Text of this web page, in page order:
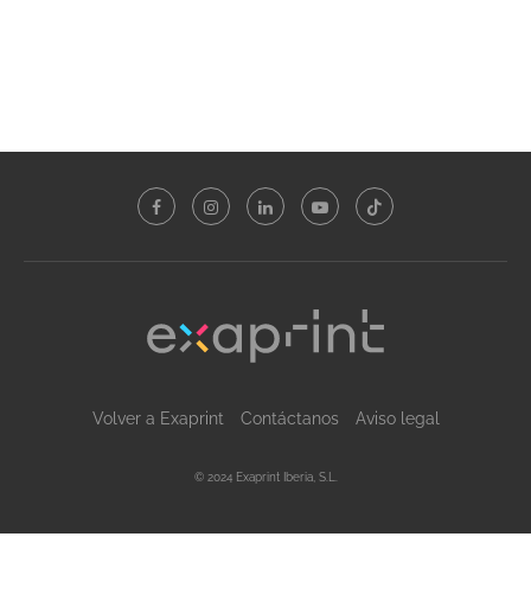
Volver a Exaprint Contáctanos Aviso legal
© 2024 Exaprint Iberia, S.L.